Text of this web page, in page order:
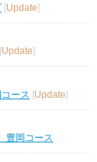
[Update]
Update
ース [Update]
豊岡コース